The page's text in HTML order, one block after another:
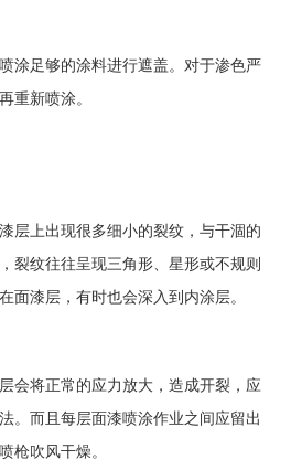
涂足够的涂料进行遮盖。对于渗色严
重新喷涂。
层上出现很多细小的裂纹，与干涸的
裂纹往往呈现三角形、星形或不规则
面漆层，有时也会深入到内涂层。
会将正常的应力放大，造成开裂，应
。而且每层面漆喷涂作业之间应留出
枪吹风干燥。